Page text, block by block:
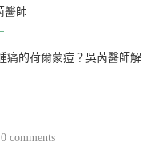
醫師
痛的荷爾蒙痘？吳芮醫師解
0 comments